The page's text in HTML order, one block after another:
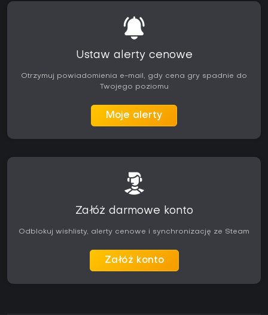
Ustaw alerty cenowe
Otrzymuj powiadomienia e-mail, gdy cena gry spadnie do
Twojego poziomu
Moje alerty
Załóż darmowe konto
Odblokuj wishlisty, alerty cenowe i synchronizację ze Steam
Załóż konto